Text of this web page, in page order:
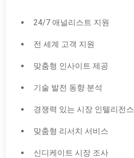
24/7 애널리스트 지원
전 세계 고객 지원
맞춤형 인사이트 제공
기술 발전 동향 분석
경쟁력 있는 시장 인텔리전스
맞춤형 리서치 서비스
신디케이트 시장 조사